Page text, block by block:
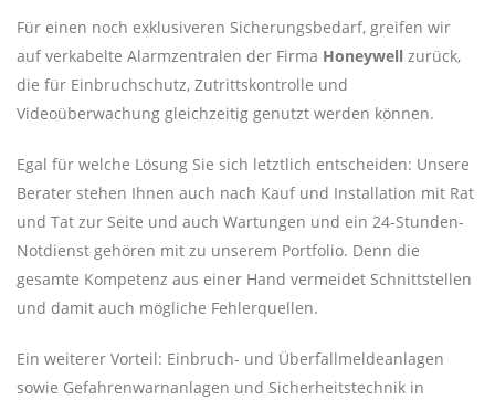
Für einen noch exklusiveren Sicherungsbedarf, greifen wir
auf verkabelte Alarmzentralen der Firma Honeywell zurück,
die für Einbruchschutz, Zutrittskontrolle und
Videoüberwachung gleichzeitig genutzt werden können.
Egal für welche Lösung Sie sich letztlich entscheiden: Unsere
Berater stehen Ihnen auch nach Kauf und Installation mit Rat
und Tat zur Seite und auch Wartungen und ein 24-Stunden-
Notdienst gehören mit zu unserem Portfolio. Denn die
gesamte Kompetenz aus einer Hand vermeidet Schnittstellen
und damit auch mögliche Fehlerquellen.
Ein weiterer Vorteil: Einbruch- und Überfall­melde­anlagen
sowie Gefahren­warnanlagen und Sicherheits­technik in